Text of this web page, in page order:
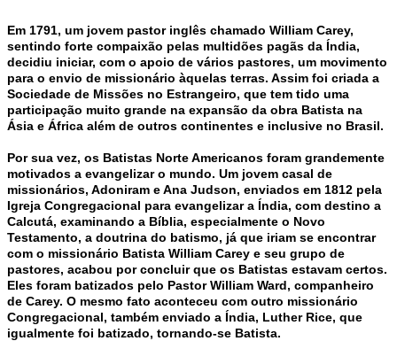
Em 1791, um jovem pastor inglês chamado William Carey,
sentindo forte compaixão pelas multidões pagãs da Índia,
decidiu iniciar, com o apoio de vários pastores, um movimento
para o envio de missionário àquelas terras. Assim foi criada a
Sociedade de Missões no Estrangeiro, que tem tido uma
participação muito grande na expansão da obra Batista na
Ásia e África além de outros continentes e inclusive no Brasil.
Por sua vez, os Batistas Norte Americanos foram grandemente
motivados a evangelizar o mundo. Um jovem casal de
missionários, Adoniram e Ana Judson, enviados em 1812 pela
Igreja Congregacional para evangelizar a Índia, com destino a
Calcutá, examinando a Bíblia, especialmente o Novo
Testamento, a doutrina do batismo, já que iriam se encontrar
com o missionário Batista William Carey e seu grupo de
pastores, acabou por concluir que os Batistas estavam certos.
Eles foram batizados pelo Pastor William Ward, companheiro
de Carey. O mesmo fato aconteceu com outro missionário
Congregacional, também enviado a Índia, Luther Rice, que
igualmente foi batizado, tornando-se Batista.